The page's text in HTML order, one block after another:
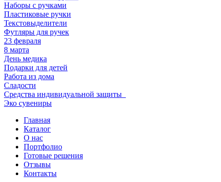
Наборы с ручками
Пластиковые ручки
Текстовыделители
Футляры для ручек
23 февраля
8 марта
День медика
Подарки для детей
Работа из дома
Сладости
Средства индивидуальной защиты_
Эко сувениры
Главная
Каталог
О нас
Портфолио
Готовые решения
Отзывы
Контакты